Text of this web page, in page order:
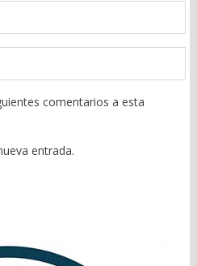
comentarios a esta
entrada.